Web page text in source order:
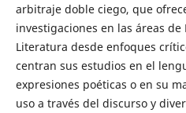
arbitraje doble ciego, que
investigaciones en las áreas
Literatura desde enfoques
centran sus estudios en el
expresiones poéticas o en su
uso a través del discurso y